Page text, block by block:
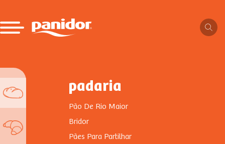
padaria
Pão De Rio Maior
Bridor
Pães Para Partilhar